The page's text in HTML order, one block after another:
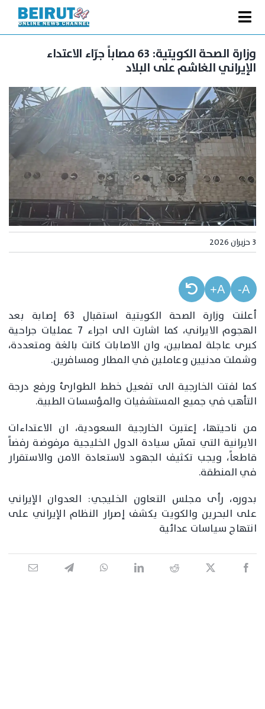
content
Toggle
Navigation
الصفحة الرئيسية
سياسة
اقتصاد
فنّ
رياضة
متفرقات
Podcast
من نحن
البحث
عن:
وزارة الصحة الكويتية: 63 مصاباً جرّاء الاعتداء
الإيراني الغاشم على البلاد
3 حزيران 2026
A-
A+
أعلنت وزارة الصحة الكويتية استقبال 63 إصابة بعد
الهجوم الايراني، كما اشارت الى اجراء 7 عمليات جراحية
كبرى عاجلة لمصابين، وان الاصابات كانت بالغة ومتعددة،
وشملت مدنيين وعاملين في المطار ومسافرين.
كما لفتت الخارجية الى تفعيل خطط الطوارئ ورفع درجة
التأهب في جميع المستشفيات والمؤسسات الطبية.
من ناحيتها، إعتبرت الخارجية السعودية، ان الاعتداءات
الايرانية التي تمسّ سيادة الدول الخليجية مرفوضة رفضاً
قاطعاً، ويجب تكثيف الجهود لاستعادة الامن والاستقرار
في المنطقة.
بدوره، رأى مجلس التعاون الخليجي: العدوان الإيراني
على البحرين والكويت يكشف إصرار النظام الإيراني على
انتهاج سياسات عدائية